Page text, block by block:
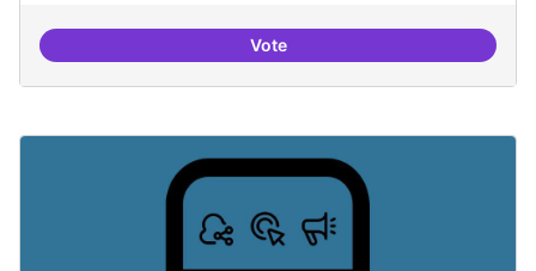
VoteTècniques de seguretat digital